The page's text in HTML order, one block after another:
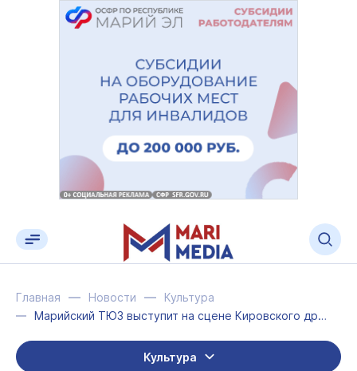
Главная Новости
Культура
Марийский ТЮЗ выступит на сцене Кировского драмтеатра
Культура